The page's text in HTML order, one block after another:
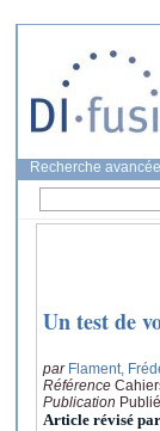
Recherche avancée
Un test de
par Flament,
Référence
Publication
Article révisé